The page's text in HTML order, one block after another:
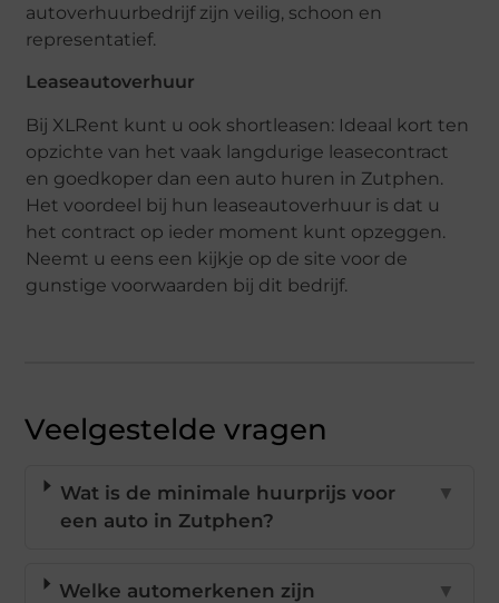
autoverhuurbedrijf zijn veilig, schoon en
representatief.
Leaseautoverhuur
Bij XLRent kunt u ook shortleasen: Ideaal kort ten
opzichte van het vaak langdurige leasecontract
en goedkoper dan een auto huren in Zutphen.
Het voordeel bij hun leaseautoverhuur is dat u
het contract op ieder moment kunt opzeggen.
Neemt u eens een kijkje op de site voor de
gunstige voorwaarden bij dit bedrijf.
Veelgestelde vragen
Wat is de minimale huurprijs voor
een auto in Zutphen?
▼
Welke automerkenen zijn
▼